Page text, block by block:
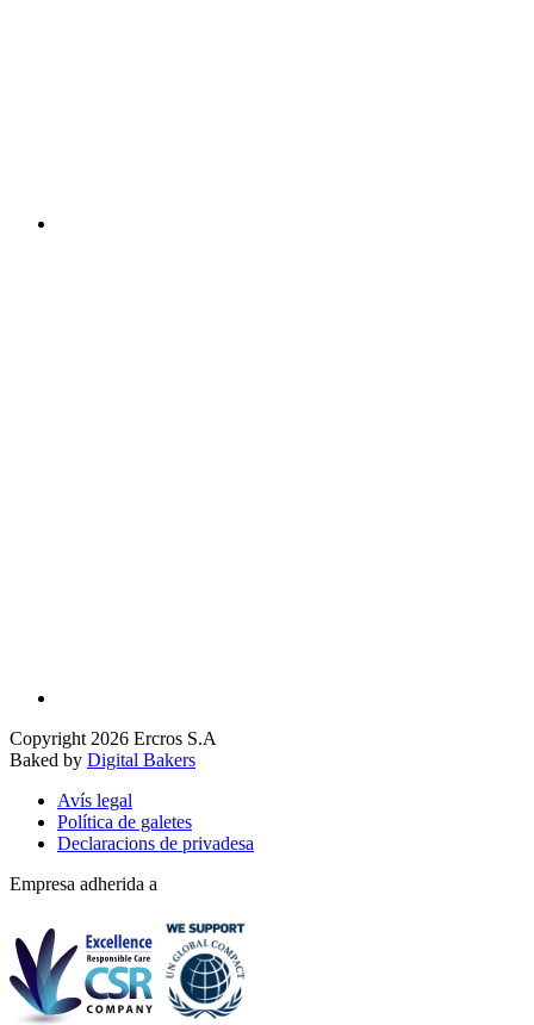
Copyright 2026 Ercros S.A
Baked by Digital Bakers
Avís legal
Política de galetes
Declaracions de privadesa
Empresa adherida a